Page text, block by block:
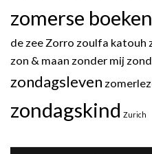
zomerse boeken
de zee Zorro zoulfa katouh
zon & maan zonder mij
zondagsleven
zondagskind Zurich